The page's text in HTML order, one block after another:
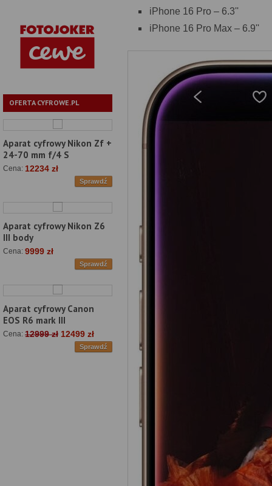
OFERTA CYFROWE.PL
Aparat cyfrowy Nikon Zf +
24-70 mm f/4 S
Cena: 12234 zł
Sprawdź
Aparat cyfrowy Nikon Z6
III body
Cena: 9999 zł
Sprawdź
Aparat cyfrowy Canon
EOS R6 mark III
Cena: 12999 zł 12499 zł
Sprawdź
iPhone 16 Pro – 6.3''
iPhone 16 Pro Max – 6.9''